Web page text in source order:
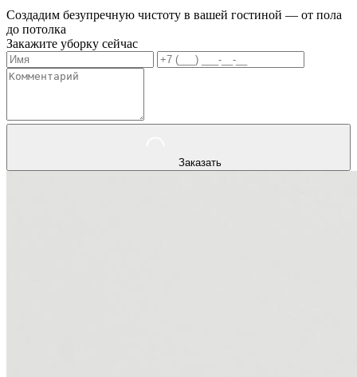
Создадим безупречную чистоту в вашей гостиной — от пола
до потолка
Закажите уборку сейчас
Заказать